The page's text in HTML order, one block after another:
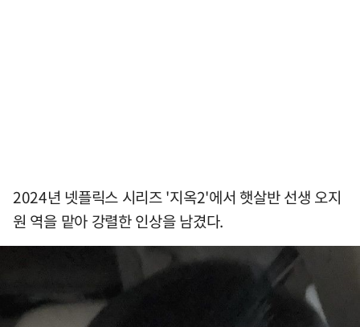
2024년 넷플릭스 시리즈 '지옥2'에서 햇살반 선생 오지
원 역을 맡아 강렬한 인상을 남겼다.